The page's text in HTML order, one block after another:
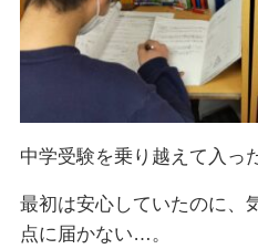
中学受験を乗り越えて入っ
最初は安心していたのに、
点に届かない…。